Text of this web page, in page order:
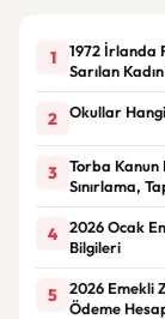
1
1972 İrlanda
Sarılan
2 Okullar
3
Torba Kanun
Sınırlama,
4
2026 Ocak
Bilgileri
5
2026 Emekli
Ödeme